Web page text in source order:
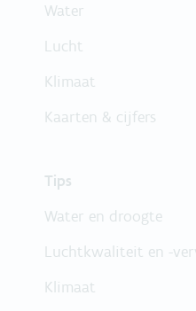
Water
Lucht
Klimaat
Kaarten & cijfers
Tips
Water en droogte
Luchtkwaliteit en -
Klimaat